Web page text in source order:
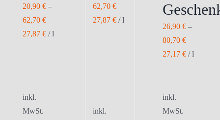
20,90 € –
62,70 €
27,87 € /l
inkl.
MwSt.
62,70 €
27,87 €/l
inkl.
26,90€ –
80,70€
27,17€ /l
inkl.
MwSt.